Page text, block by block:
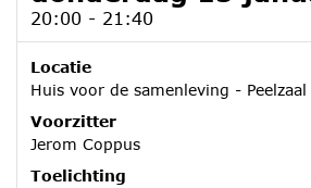
20:00 - 21:40
Locatie
Huis voor de samenleving - Peelzaal
Voorzitter
Jerom Coppus
Toelichting